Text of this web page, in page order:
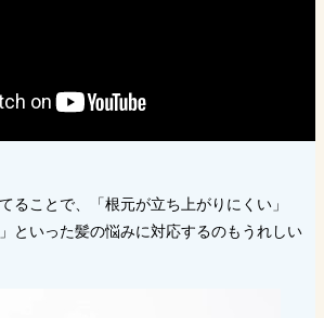
ることで、「根元が立ち上がりにくい」
といった髪の悩みに対応するのもうれしい